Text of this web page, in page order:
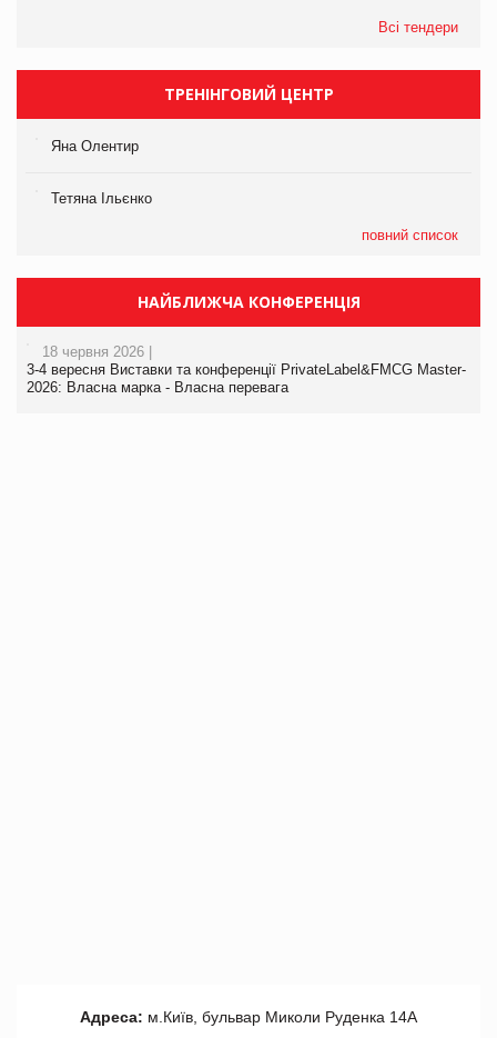
Всі тендери
ТРЕНІНГОВИЙ ЦЕНТР
Яна Олентир
Тетяна Ільєнко
повний список
НАЙБЛИЖЧА КОНФЕРЕНЦІЯ
18 червня 2026 |
3-4 вересня Виставки та конференції PrivateLabel&FMCG Master-
2026: Власна марка - Власна перевага
Адреса: м.Київ, бульвар Миколи Руденка 14А